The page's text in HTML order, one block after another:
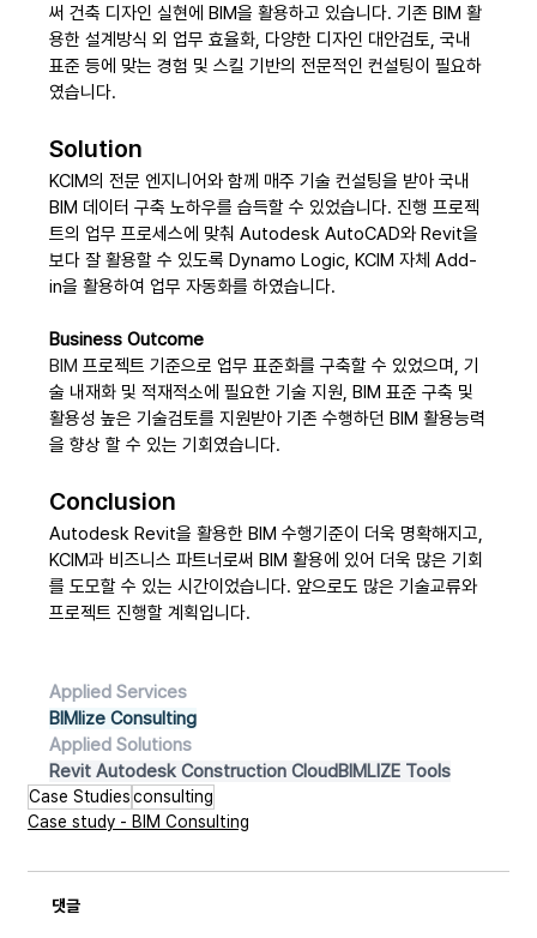
써 건축 디자인 실현에 BIM을 활용하고 있습니다. 기존 BIM 활
용한 설계방식 외 업무 효율화, 다양한 디자인 대안검토, 국내
표준 등에 맞는 경험 및 스킬 기반의 전문적인 컨설팅이 필요하
였습니다.
Solution
KCIM의 전문 엔지니어와 함께 매주 기술 컨설팅을 받아 국내
BIM 데이터 구축 노하우를 습득할 수 있었습니다. 진행 프로젝
트의 업무 프로세스에 맞춰 Autodesk AutoCAD와 Revit을
보다 잘 활용할 수 있도록 Dynamo Logic, KCIM 자체 Add-
in을 활용하여 업무 자동화를 하였습니다.
Business Outcome
BIM 프로젝트 기준으로 업무 표준화를 구축할 수 있었으며, 기
술 내재화 및 적재적소에 필요한 기술 지원, BIM 표준 구축 및
활용성 높은 기술검토를 지원받아 기존 수행하던 BIM 활용능력
을 향상 할 수 있는 기회였습니다.
Conclusion
Autodesk Revit을 활용한 BIM 수행기준이 더욱 명확해지고,
KCIM과 비즈니스 파트너로써 BIM 활용에 있어 더욱 많은 기회
를 도모할 수 있는 시간이었습니다. 앞으로도 많은 기술교류와
프로젝트 진행할 계획입니다.
Applied Services
BIMlize Consulting
Applied Solutions
Revit Autodesk Construction CloudBIMLIZE Tools
Case Studiesconsulting
Case study - BIM Consulting
댓글